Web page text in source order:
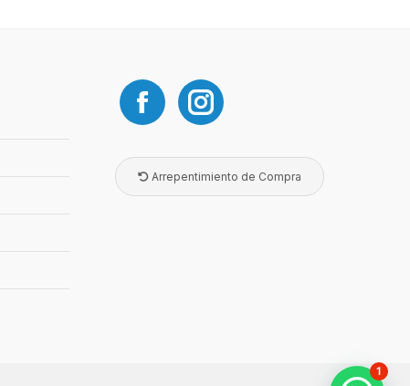
Arrepentimiento de Compra
1